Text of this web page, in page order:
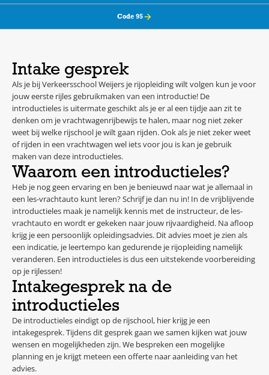
Code 95
Intake gesprek
Als je bij Verkeersschool Weijers je rijopleiding wilt volgen kun je voor
jouw eerste rijles gebruikmaken van een introductie! De
introductieles is uitermate geschikt als je er al een tijdje aan zit te
denken om je vrachtwagenrijbewijs te halen, maar nog niet zeker
weet bij welke rijschool je wilt gaan rijden. Ook als je niet zeker weet
of rijden in een vrachtwagen wel iets voor jou is kan je gebruik
maken van deze introductieles.
Waarom een introductieles?
Heb je nog geen ervaring en ben je benieuwd naar wat je allemaal in
een les-vrachtauto kunt leren? Schrijf je dan nu in! In de vrijblijvende
introductieles maak je namelijk kennis met de instructeur, de les-
vrachtauto en wordt er gekeken naar jouw rijvaardigheid. Na afloop
krijg je een persoonlijk opleidingsadvies. Dit advies moet je zien als
een indicatie, je leertempo kan gedurende je rijopleiding namelijk
veranderen. Een introductieles is dus een uitstekende voorbereiding
op je rijlessen!
Intakegesprek na de
introductieles
De introductieles eindigt op de rijschool, hier krijg je een
intakegesprek. Tijdens dit gesprek gaan we samen kijken wat jouw
wensen en mogelijkheden zijn. We bespreken een mogelijke
planning en je krijgt meteen een offerte naar aanleiding van het
advies.